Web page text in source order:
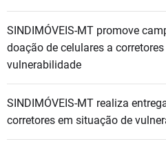
SINDIMÓVEIS-MT promove
doação de celulares a
vulnerabilidade
SINDIMÓVEIS-MT realiza
corretores em situação de